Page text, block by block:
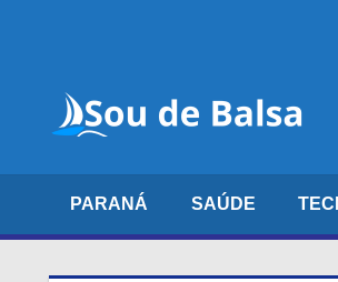
Portal
de
tecnologia
e
PARANÁ SAÚDE